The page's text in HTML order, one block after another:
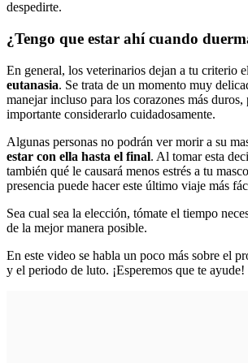
despedirte.
¿Tengo que estar ahí cuando
En general, los veterinarios dejan a tu criterio el
eutanasia. Se trata de un momento muy
manejar incluso para los corazones más duros,
importante considerarlo cuidadosamente.
Algunas personas no podrán ver morir a su
estar con ella hasta el final. Al tomar esta
también qué le causará menos estrés a tu
presencia puede hacer este último viaje más
Sea cual sea la elección, tómate el tiempo
de la mejor manera posible.
En este video se habla un poco más sobre el
y el periodo de luto. ¡Esperemos que te ayude!